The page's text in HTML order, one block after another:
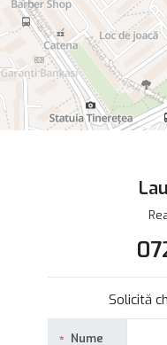
Solicită
Nume